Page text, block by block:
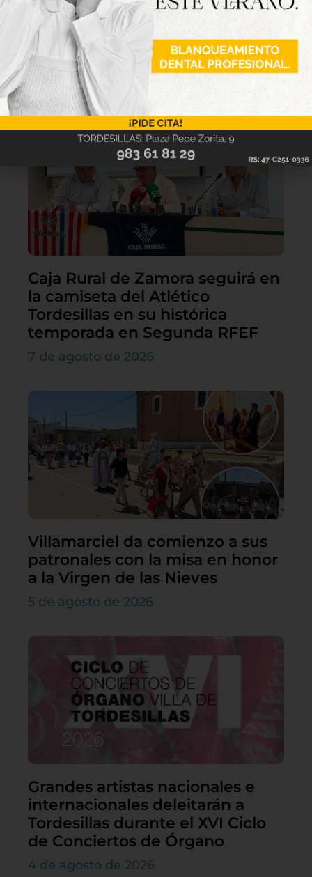
Lo último
Caja Rural de Zamora seguirá en
la camiseta del Atlético
Tordesillas en su histórica
temporada en Segunda RFEF
7 de agosto de 2026
Villamarciel da comienzo a sus
patronales con la misa en honor
a la Virgen de las Nieves
5 de agosto de 2026
Grandes artistas nacionales e
internacionales deleitarán a
Tordesillas durante el XVI Ciclo
de Conciertos de Órgano
4 de agosto de 2026